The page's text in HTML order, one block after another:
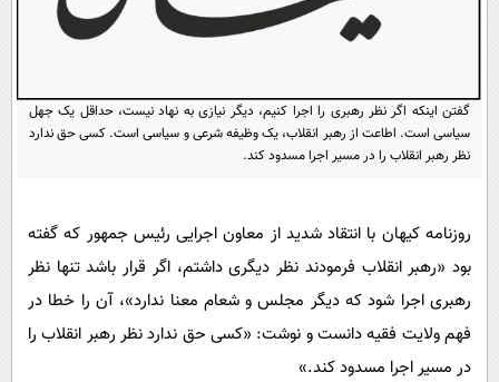
محیط زیست
فناوری و It
قرآن
باشگاه مغز
اقتصاد
سرگرمی
گوناگون
عصر ایران 2
خواندنی ها و دیدنی ها
پیامک
آشپزی
آموزش زبان
گفتن اینکه اگر نظر رهبری را اجرا کنیم، دیگر نیازی به نهاد نیست، حداقل یک جهل
سیاسی است. اطاعت از رهبر انقلاب، یک وظیفه شرعی و سیاسی است. کسی حق ندارد
نظر رهبر انقلاب را در مسیر اجرا مسدود کند.
روزنامه کیهان با انتقاد شدید از معاون اجرایی رئیس جمهور که گفته
بود «رهبر انقلاب فرمودند نظر دیگری داشتم، اگر قرار باشد تنها نظر
رهبری اجرا شود که دیگر مجلس و شعام معنا ندارد»، آن را خطا در
فهم ولایت فقیه دانست و نوشت: «کسی حق ندارد نظر رهبر انقلاب را
در مسیر اجرا مسدود کند.»